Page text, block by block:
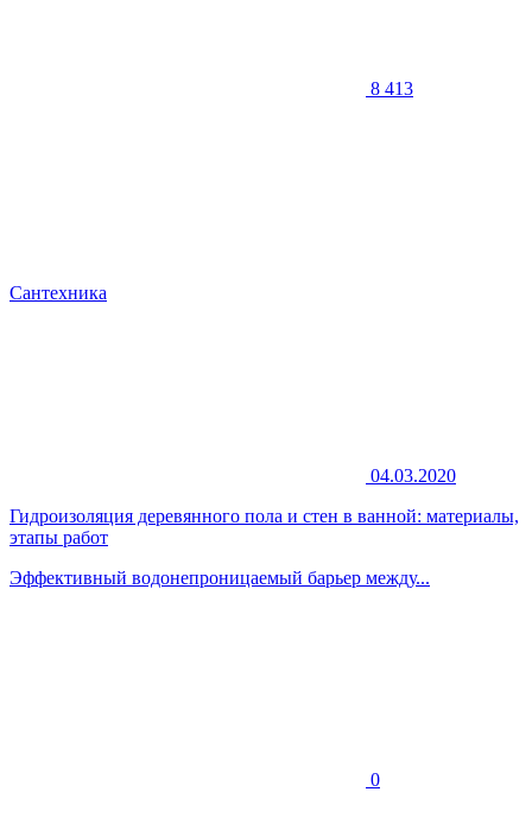
8 413
Сантехника
04.03.2020
Гидроизоляция деревянного пола и стен в ванной: материалы,
этапы работ
Эффективный водонепроницаемый барьер между...
0